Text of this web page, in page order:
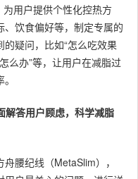
用户提供个性化控热方
饮食偏好等，制定专属的
疑问，比如“怎么吃效果
么办”等，让用户在减脂过
解答用户顾虑，科学减脂
腰纪线（MetaSlim），